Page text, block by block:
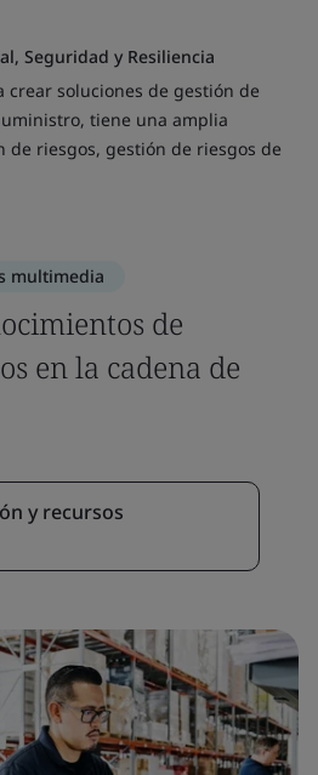
Seguridad y Resiliencia
crear soluciones de gestión de
tiene una amplia
de riesgos, gestión de riesgos de
multimedia
de
en la cadena de
y recursos